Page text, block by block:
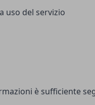
uso del servizio
è sufficiente